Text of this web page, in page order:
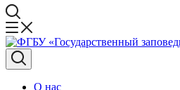
О нас